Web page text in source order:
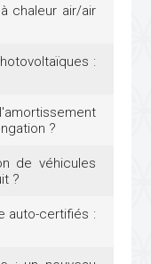
chaleur air/air
:
?
de véhicules
?
auto-certifiés :